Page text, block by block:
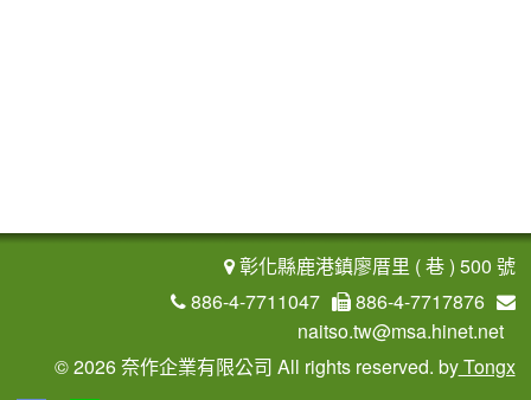
彰化縣鹿港鎮廖厝里 ( 巷 ) 500 號
886-4-7711047
886-4-7717876
naitso.tw@msa.hinet.net
©2026 奈作企業有限公司 All rights reserved. byTongx